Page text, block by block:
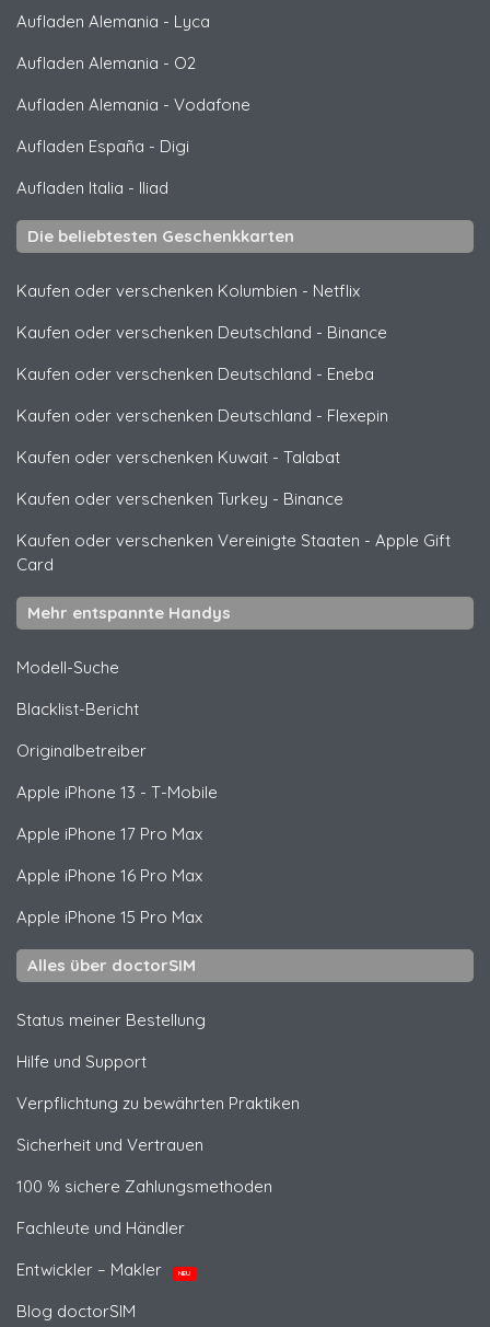
Aufladen Alemania - Lyca
Aufladen Alemania - O2
Aufladen Alemania - Vodafone
Aufladen España - Digi
Aufladen Italia - Iliad
Die beliebtesten Geschenkkarten
Kaufen oder verschenken Kolumbien - Netflix
Kaufen oder verschenken Deutschland - Binance
Kaufen oder verschenken Deutschland - Eneba
Kaufen oder verschenken Deutschland - Flexepin
Kaufen oder verschenken Kuwait - Talabat
Kaufen oder verschenken Turkey - Binance
Kaufen oder verschenken Vereinigte Staaten - Apple Gift
Card
Mehr entspannte Handys
Modell-Suche
Blacklist-Bericht
Originalbetreiber
Apple iPhone 13 - T-Mobile
Apple iPhone 17 Pro Max
Apple iPhone 16 Pro Max
Apple iPhone 15 Pro Max
Alles über doctorSIM
Status meiner Bestellung
Hilfe und Support
Verpflichtung zu bewährten Praktiken
Sicherheit und Vertrauen
100 % sichere Zahlungsmethoden
Fachleute und Händler
Entwickler – Makler
NEU
Blog doctorSIM